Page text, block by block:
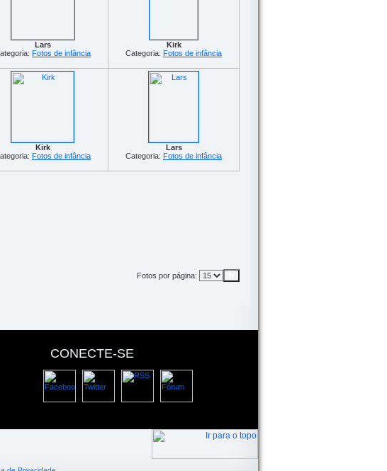
Lars
Fotos de infância
Kirk
Categoria: Fotos de infância
Kirk
Fotos de infância
Lars
Categoria: Fotos de infância
Fotos por página:
CONECTE-SE